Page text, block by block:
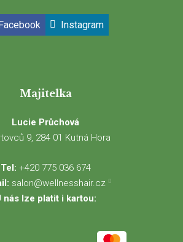
Instagram
Majitelka
Lucie Průchová
9, 284 01 Kutná Hora
Tel: +420 775 036 674
salon@wellnesshair.cz
nás lze platit i kartou: